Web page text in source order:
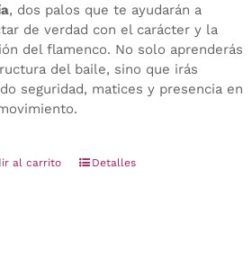
, dos palos que te ayudarán a
de verdad con el carácter y la
del flamenco. No solo aprenderás
del baile, sino que irás
seguridad, matices y presencia en
al carrito Detalles